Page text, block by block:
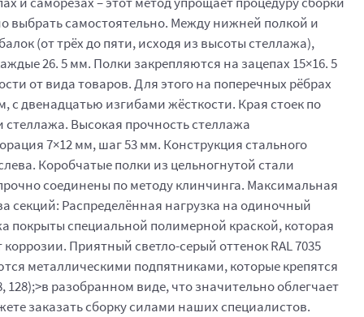
выбрать самостоятельно. Между нижней полкой и
(от трёх до пяти, исходя из высоты стеллажа),
26. 5 мм. Полки закрепляются на зацепах 15×16. 5
от вида товаров. Для этого на поперечных рёбрах
с двенадцатью изгибами жёсткости. Края стоек по
Высокая прочность стеллажа
7×12 мм, шаг 53 мм. Конструкция стального
Коробчатые полки из цельногнутой стали
соединены по методу клинчинга. Максимальная
секций: Распределённая нагрузка на одиночный
покрыты специальной полимерной краской, которая
Приятный светло-серый оттенок RAL 7035
металлическими подпятниками, которые крепятся
разобранном виде, что значительно облегчает
заказать сборку силами наших специалистов.